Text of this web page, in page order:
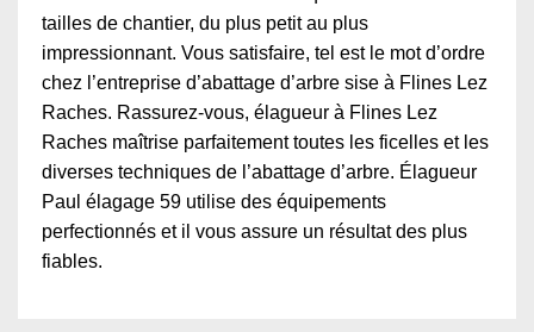
tailles de chantier, du plus petit au plus
impressionnant. Vous satisfaire, tel est le mot d’ordre
chez l’entreprise d’abattage d’arbre sise à Flines Lez
Raches. Rassurez-vous, élagueur à Flines Lez
Raches maîtrise parfaitement toutes les ficelles et les
diverses techniques de l’abattage d’arbre. Élagueur
Paul élagage 59 utilise des équipements
perfectionnés et il vous assure un résultat des plus
fiables.